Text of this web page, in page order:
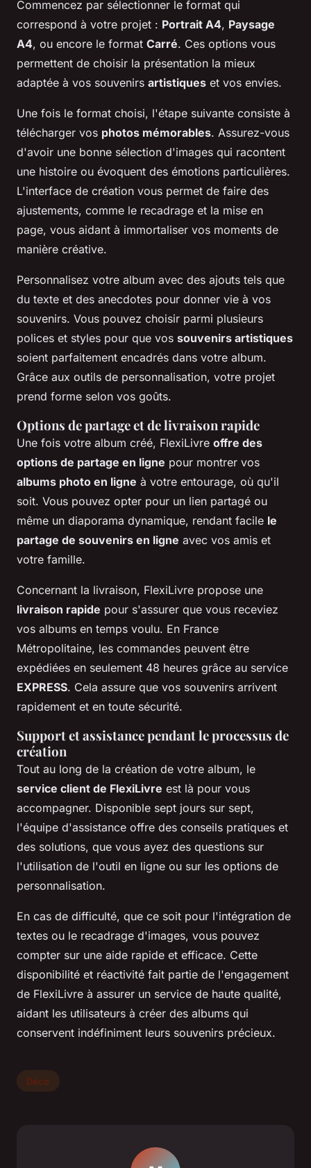
Commencez par sélectionner le format qui
correspond à votre projet : Portrait A4, Paysage
A4, ou encore le format Carré. Ces options vous
permettent de choisir la présentation la mieux
adaptée à vos souvenirs artistiques et vos envies.
Une fois le format choisi, l'étape suivante consiste à
télécharger vos photos mémorables. Assurez-vous
d'avoir une bonne sélection d'images qui racontent
une histoire ou évoquent des émotions particulières.
L'interface de création vous permet de faire des
ajustements, comme le recadrage et la mise en
page, vous aidant à immortaliser vos moments de
manière créative.
Personnalisez votre album avec des ajouts tels que
du texte et des anecdotes pour donner vie à vos
souvenirs. Vous pouvez choisir parmi plusieurs
polices et styles pour que vos souvenirs artistiques
soient parfaitement encadrés dans votre album.
Grâce aux outils de personnalisation, votre projet
prend forme selon vos goûts.
Options de partage et de livraison rapide
Une fois votre album créé, FlexiLivre offre des
options de partage en ligne pour montrer vos
albums photo en ligne à votre entourage, où qu'il
soit. Vous pouvez opter pour un lien partagé ou
même un diaporama dynamique, rendant facile le
partage de souvenirs en ligne avec vos amis et
votre famille.
Concernant la livraison, FlexiLivre propose une
livraison rapide pour s'assurer que vous receviez
vos albums en temps voulu. En France
Métropolitaine, les commandes peuvent être
expédiées en seulement 48 heures grâce au service
EXPRESS. Cela assure que vos souvenirs arrivent
rapidement et en toute sécurité.
Support et assistance pendant le processus de
création
Tout au long de la création de votre album, le
service client de FlexiLivre est là pour vous
accompagner. Disponible sept jours sur sept,
l'équipe d'assistance offre des conseils pratiques et
des solutions, que vous ayez des questions sur
l'utilisation de l'outil en ligne ou sur les options de
personnalisation.
En cas de difficulté, que ce soit pour l'intégration de
textes ou le recadrage d'images, vous pouvez
compter sur une aide rapide et efficace. Cette
disponibilité et réactivité fait partie de l'engagement
de FlexiLivre à assurer un service de haute qualité,
aidant les utilisateurs à créer des albums qui
conservent indéfiniment leurs souvenirs précieux.
Déco